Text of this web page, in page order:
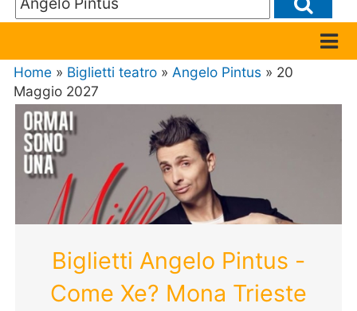
Home » Biglietti teatro »Angelo Pintus » 20
Maggio 2027
Biglietti Angelo Pintus -
Come Xe? Mona Trieste